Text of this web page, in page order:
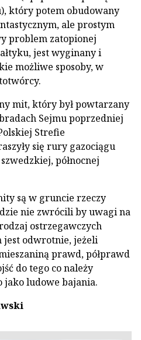
który potem obudowany
ale prostym
problem zatopionej
jest wyginany i
możliwe sposoby, w
mit, który był powtarzany
Sejmu poprzedniej
Strefie
się rury gazociągu
północnej
są w gruncie rzeczy
nie zwrócili by uwagi na
ostrzegawczych
jest odwrotnie, jeżeli
prawd, półprawd
do tego co należy
jako ludowe bajania.